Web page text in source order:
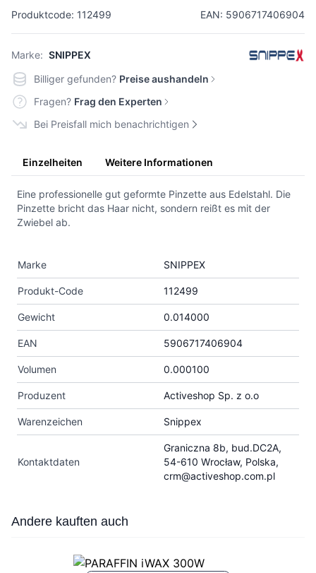
Produktcode: 112499 EAN: 5906717406904
Marke: SNIPPEX
Billiger gefunden? Preise aushandeln
Fragen? Frag den Experten
Bei Preisfall mich benachrichtigen
Einzelheiten Weitere Informationen
Eine professionelle gut geformte Pinzette aus Edelstahl. Die
Pinzette bricht das Haar nicht, sondern reißt es mit der
Zwiebel ab.
Marke SNIPPEX
Produkt-Code 112499
Gewicht 0.014000
EAN 5906717406904
Volumen 0.000100
Produzent Activeshop Sp. z o.o
Warenzeichen Snippex
Kontaktdaten
Graniczna 8b, bud.DC2A,
54-610 Wrocław, Polska,
crm@activeshop.com.pl
Press to skip carousel
Andere kauften auch